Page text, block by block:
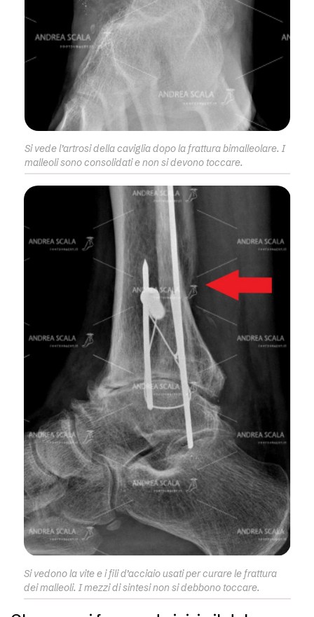
Si vede l’artrosi della caviglia dopo la frattura bimalleolare. I
malleoli sono consolidati e non si devono toccare.
Si vedono la vite e i fili d’acciaio usati per curare le frattura
dei malleoli. I mezzi di sintesi non si debbono toccare.